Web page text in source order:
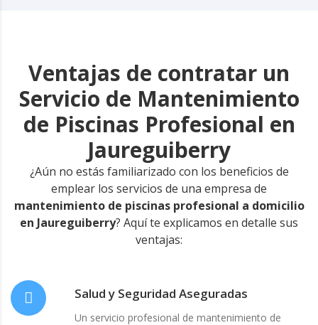
Ventajas de contratar un
Servicio de Mantenimiento
de Piscinas Profesional en
Jaureguiberry
¿Aún no estás familiarizado con los beneficios de
emplear los servicios de una empresa de
mantenimiento de piscinas profesional a domicilio
en Jaureguiberry? Aquí te explicamos en detalle sus
ventajas:
Salud y Seguridad Aseguradas
Un servicio profesional de mantenimiento de